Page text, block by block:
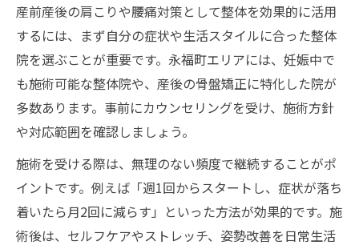
産前産後の肩こりや腰痛対策として整体を効果的に活用
するには、まず自分の症状や生活スタイルに合った整体
院を選ぶことが重要です。永福町エリアには、妊娠中で
も施術可能な整体院や、産後の骨盤矯正に特化した院が
多数あります。事前にカウンセリングを受け、施術方針
や対応範囲を確認しましょう。
施術を受ける際は、無理のない頻度で継続することがポ
イントです。例えば「週1回からスタートし、症状が落ち
着いたら月2回に減らす」といった方法が効果的です。施
術後は、セルフケアやストレッチ、姿勢改善を日常生活